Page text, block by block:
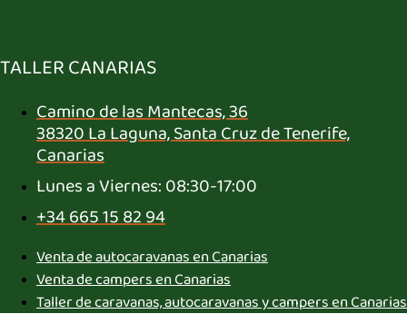
TALLER CANARIAS
Camino de las Mantecas, 36
38320 La Laguna, Santa Cruz de Tenerife,
Canarias
Lunes a Viernes: 08:30-17:00
+34 665 15 82 94
Venta de autocaravanas en Canarias
Venta de campers en Canarias
Taller de caravanas, autocaravanas y campers en Canarias